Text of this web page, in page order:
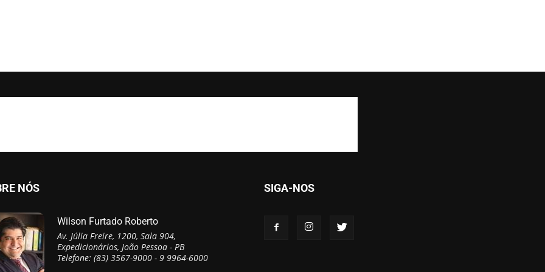
NÓS
Wilson Furtado Roberto
Av. Júlia Freire, 1200, Sala 904,
Expedicionários, João Pessoa - PB
Telefone: (83) 3567-9000 - 9 9964-6000
SIGA-NOS